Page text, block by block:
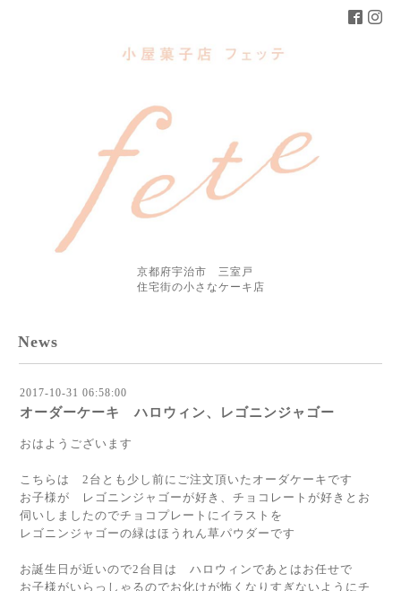
京都府宇治市 三室戸
住宅街の小さなケーキ店
News
2017-10-31 06:58:00
オーダーケーキ ハロウィン、レゴニンジャゴー
おはようございます
こちらは 2台とも少し前にご注文頂いたオーダケーキです
お子様が レゴニンジャゴーが好き、チョコレートが好きとお
伺いしましたのでチョコプレートにイラストを
レゴニンジャゴーの緑はほうれん草パウダーです
お誕生日が近いので2台目は ハロウィンであとはお任せで
お子様がいらっしゃるのでお化けが怖くなりすぎないようにチ